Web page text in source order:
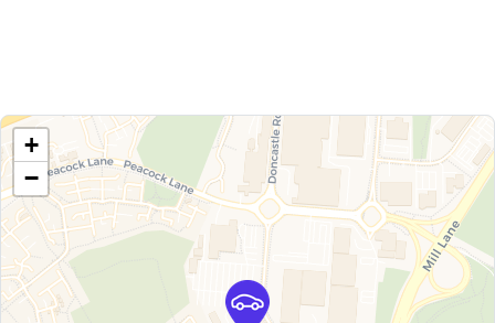
+
−